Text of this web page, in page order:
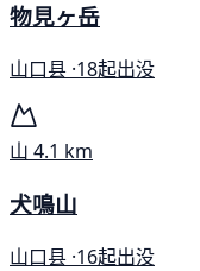
物見ヶ岳
山口县 ·18起出没
山 4.1 km
犬鳴山
山口县 ·16起出没